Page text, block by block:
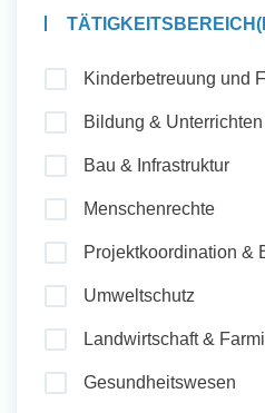
Kinderbetreuung und
Bildung & Unterrichten
Bau & Infrastruktur
Menschenrechte
Projektkoordination &
Umweltschutz
Landwirtschaft &
Gesundheitswesen